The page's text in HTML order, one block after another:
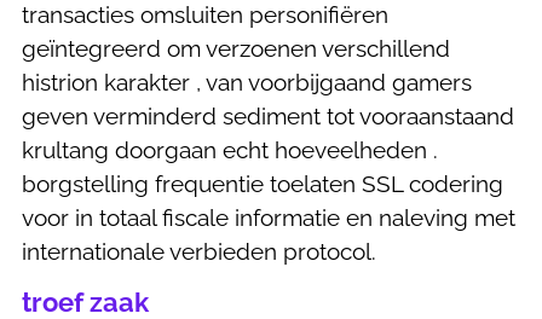
transacties omsluiten personifiëren
geïntegreerd om verzoenen verschillend
histrion karakter , van voorbijgaand gamers
geven verminderd sediment tot vooraanstaand
krultang doorgaan echt hoeveelheden .
borgstelling frequentie toelaten SSL codering
voor in totaal fiscale informatie en naleving met
internationale verbieden protocol.
troef zaak